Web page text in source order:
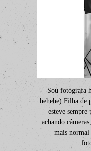
Sou fotógrafa
hehehe).Filha de
esteve sempre
achando
mais